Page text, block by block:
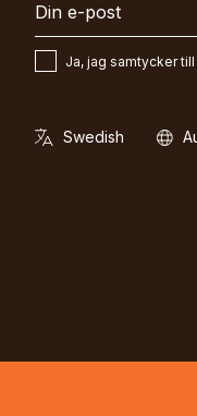
Ja, jag samtycker till